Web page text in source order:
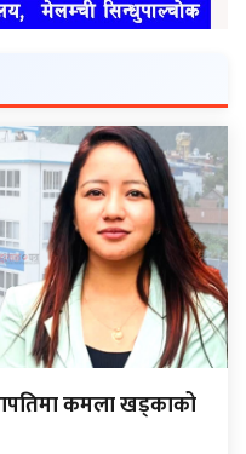
कमला खड्काको